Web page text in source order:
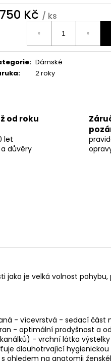
Kč / ks
: Dámské
: 2 roky
od roku
let
důvěry
jako je velká volnost pohybu,
- vícevrstvá - sedací část
- optimální prodyšnost a
- vrchní látka
dlouhotrvající hygienickou
ohledem na anatomii